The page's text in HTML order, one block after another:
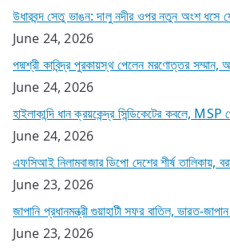
উধারবন্দ সেতু ভাঙন: দালু নদীর ওপর নতুন অংশ ধসে
June 24, 2026
পদ্মশ্রী কাবিন্দ্র পুরকায়স্থ পেলেন মরণোত্তর সম্মান,
June 24, 2026
হাইলাকান্দি ধান ক্রয়কেন্দ্র সিন্ডিকেটের কবলে,
June 24, 2026
এফসিআই নিলামবাজার ডিপো দেশের শীর্ষ তালিকায়,
June 23, 2026
জাপানি প্রধানমন্ত্রী গুয়াহাটী সফর বাতিল, ভারত-
June 23, 2026